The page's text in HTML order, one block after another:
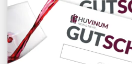
Geschenk-
Marken